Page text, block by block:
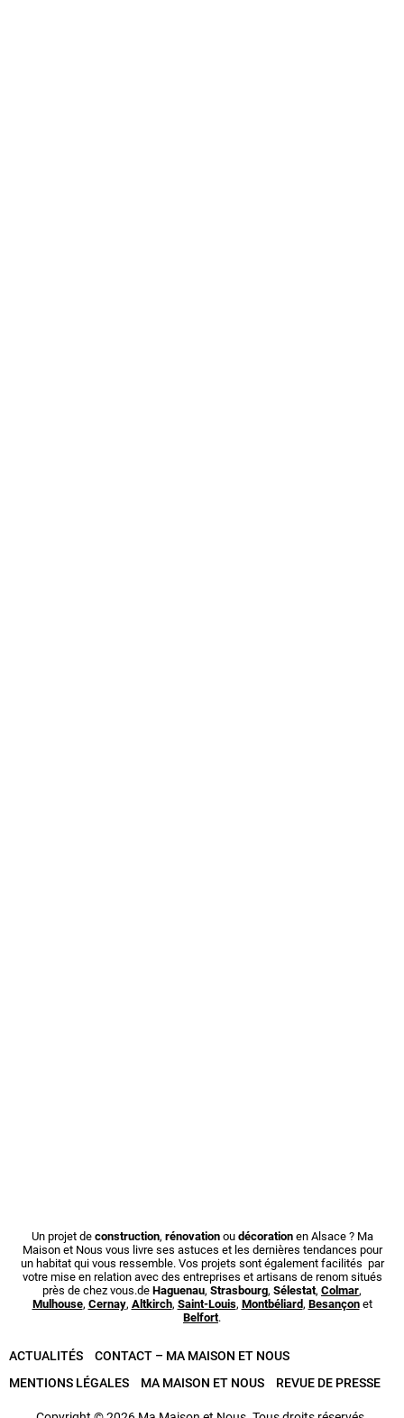
Un projet de construction, rénovationou décorationen Alsace ? Ma
Maison et Nous vous livre ses astuces et les dernières tendances pour
un habitat qui vous ressemble. Vos projets sont également facilités par
votre mise en relation avec des entreprises et artisans de renom situés
près de chez vous.de Haguenau, Strasbourg, Sélestat, Colmar,
Mulhouse, Cernay, Altkirch, Saint-Louis, Montbéliard, Besançonet
Belfort.
ACTUALITÉS
CONTACT – MA MAISON ET NOUS
MENTIONS LÉGALES
MA MAISON ET NOUS REVUE DE PRESSE